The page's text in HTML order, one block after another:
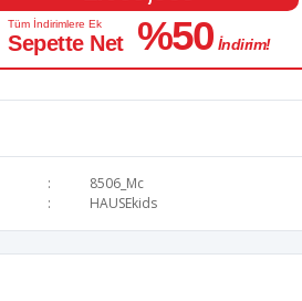
Tüm İndirimlere Ek
Sepette Net %50 İndirim!
8506_Mc
HAUSEkids